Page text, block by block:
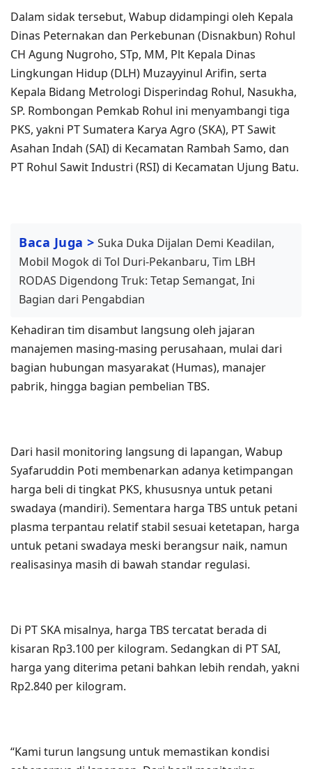
Dalam sidak tersebut, Wabup didampingi oleh Kepala
Dinas Peternakan dan Perkebunan (Disnakbun) Rohul
CH Agung Nugroho, STp, MM, Plt Kepala Dinas
Lingkungan Hidup (DLH) Muzayyinul Arifin, serta
Kepala Bidang Metrologi Disperindag Rohul, Nasukha,
SP. Rombongan Pemkab Rohul ini menyambangi tiga
PKS, yakni PT Sumatera Karya Agro (SKA), PT Sawit
Asahan Indah (SAI) di Kecamatan Rambah Samo, dan
PT Rohul Sawit Industri (RSI) di Kecamatan Ujung Batu.
Baca Juga > Suka Duka Dijalan Demi Keadilan,
Mobil Mogok di Tol Duri-Pekanbaru, Tim LBH
RODAS Digendong Truk: Tetap Semangat, Ini
Bagian dari Pengabdian
Kehadiran tim disambut langsung oleh jajaran
manajemen masing-masing perusahaan, mulai dari
bagian hubungan masyarakat (Humas), manajer
pabrik, hingga bagian pembelian TBS.
Dari hasil monitoring langsung di lapangan, Wabup
Syafaruddin Poti membenarkan adanya ketimpangan
harga beli di tingkat PKS, khususnya untuk petani
swadaya (mandiri). Sementara harga TBS untuk petani
plasma terpantau relatif stabil sesuai ketetapan, harga
untuk petani swadaya meski berangsur naik, namun
realisasinya masih di bawah standar regulasi.
Di PT SKA misalnya, harga TBS tercatat berada di
kisaran Rp3.100 per kilogram. Sedangkan di PT SAI,
harga yang diterima petani bahkan lebih rendah, yakni
Rp2.840 per kilogram.
“Kami turun langsung untuk memastikan kondisi